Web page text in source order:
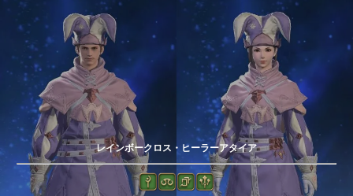
レインボークロス・ヒーラーアタイア